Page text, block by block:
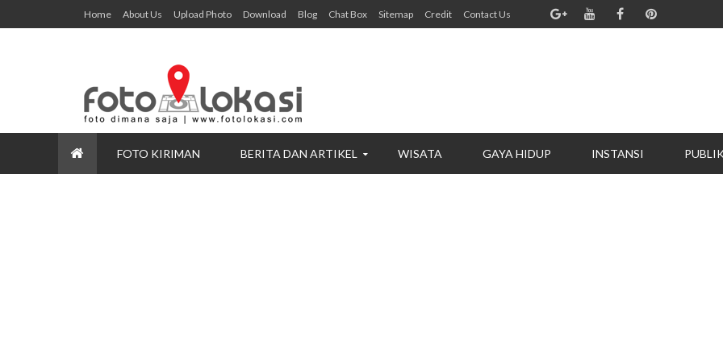
Home About Us Upload Photo Download Blog Chat Box Sitemap Credit Contact Us
FOTO KIRIMAN BERITA DAN ARTIKEL WISATA GAYA HIDUP INSTANSI